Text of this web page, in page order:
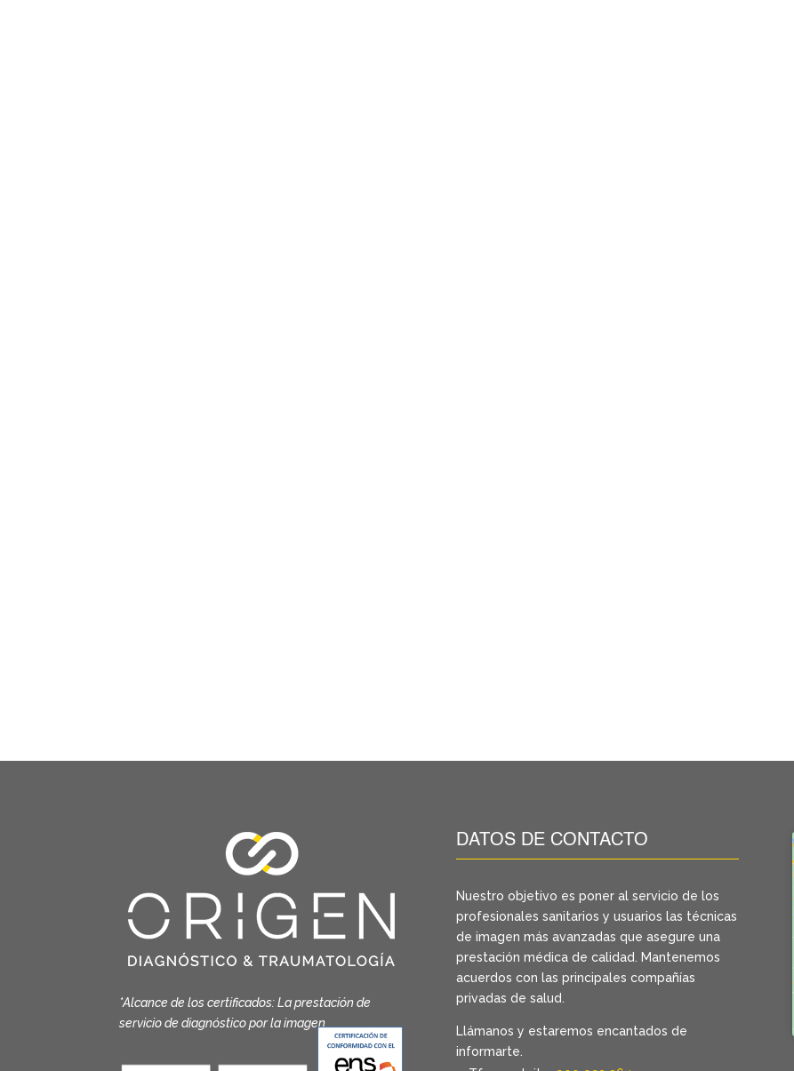
*Alcance de los certificados: La prestación de
servicio de diagnóstico por la imagen
DATOS DE CONTACTO
Nuestro objetivo es poner al servicio de los
profesionales sanitarios y usuarios las técnicas
de imagen más avanzadas que asegure una
prestación médica de calidad. Mantenemos
acuerdos con las principales compañías
privadas de salud.
Llámanos y estaremos encantados de
informarte.